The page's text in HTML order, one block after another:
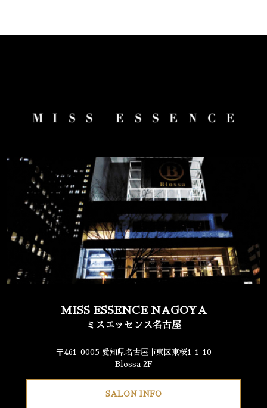
MISS ESSENCE NAGOYA
ミスエッセンス名古屋
〒461-0005 愛知県名古屋市東区東桜1-1-10
Blossa 2F
SALON INFO